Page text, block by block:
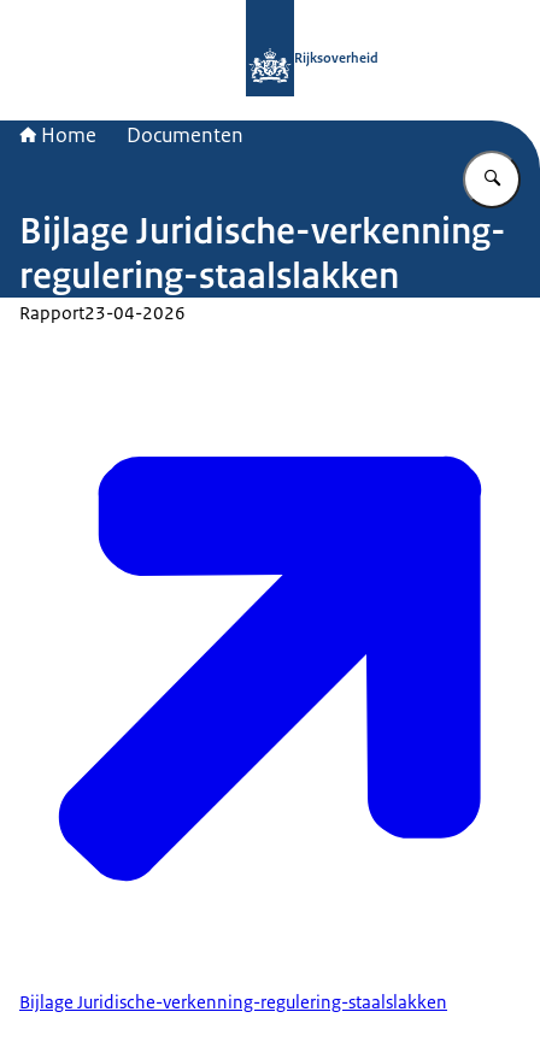
Rijksoverheid
Home Documenten
Bijlage Juridische-verkenning-
regulering-staalslakken
Rapport23-04-2026
Bijlage Juridische-verkenning-regulering-staalslakken